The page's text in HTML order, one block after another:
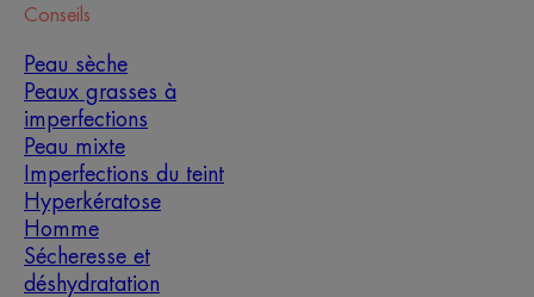
Conseils
Peau sèche
Peaux grasses à
imperfections
Peau mixte
Imperfections du teint
Hyperkératose
Homme
Sécheresse et
déshydratation